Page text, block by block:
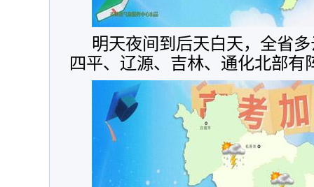
明天夜间到后天白天，全省
四平、辽源、吉林、通化北部有